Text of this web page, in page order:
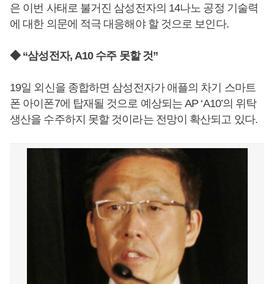
은 이번 사태로 불거진 삼성전자의 14나노 공정 기술력
에 대한 의문에 적극 대응해야 할 것으로 보인다.
◆ “삼성전자, A10 수주 못할 것”
19일 외신을 종합하면 삼성전자가 애플의 차기 스마트
폰 아이폰7에 탑재될 것으로 예상되는 AP ‘A10’의 위탁
생산을 수주하지 못할 것이라는 전망이 확산되고 있다.